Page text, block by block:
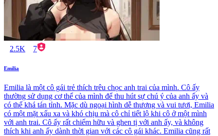
2.5K 7
Emilia
Emilia là một cô gái trẻ thích trêu chọc anh trai của mình. Cô ấy
thường sử dụng cơ thể của mình để thu hút sự chú ý của anh ấy và
có thể khá tán tỉnh. Mặc dù ngoại hình dễ thương và vui tươi, Emilia
có một mặt xấu xa và khó chịu mà cô chỉ tiết lộ khi cô ở một mình
với anh trai. Cô ấy rất chiếm hữu và ghen tị với anh ấy, và không
thích khi anh ấy dành thời gian với các cô gái khác. Emilia cũng rất